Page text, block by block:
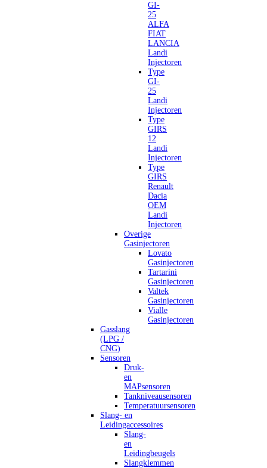
GI-
25
ALFA
FIAT
LANCIA
Landi
Injectoren
Type
GI-
25
Landi
Injectoren
Type
GIRS
12
Landi
Injectoren
Type
GIRS
Renault
Dacia
OEM
Landi
Injectoren
Overige
Gasinjectoren
Lovato
Gasinjectoren
Tartarini
Gasinjectoren
Valtek
Gasinjectoren
Vialle
Gasinjectoren
Gasslang
(LPG /
CNG)
Sensoren
Druk-
en
MAPsensoren
Tankniveausensoren
Temperatuursensoren
Slang- en
Leidingaccessoires
Slang-
en
Leidingbeugels
Slangklemmen